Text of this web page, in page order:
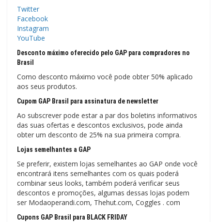
Twitter
Facebook
Instagram
YouTube
Desconto máximo oferecido pelo GAP para compradores no
Brasil
Como desconto máximo você pode obter 50% aplicado
aos seus produtos.
Cupom GAP Brasil para assinatura de newsletter
Ao subscrever pode estar a par dos boletins informativos
das suas ofertas e descontos exclusivos, pode ainda
obter um desconto de 25% na sua primeira compra.
Lojas semelhantes a GAP
Se preferir, existem lojas semelhantes ao GAP onde você
encontrará itens semelhantes com os quais poderá
combinar seus looks, também poderá verificar seus
descontos e promoções, algumas dessas lojas podem
ser Modaoperandi.com, Thehut.com, Coggles . com
Cupons GAP Brasil para BLACK FRIDAY